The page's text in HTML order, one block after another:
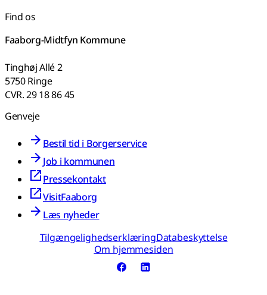
Find os
Faaborg-Midtfyn Kommune
Tinghøj Allé 2
5750 Ringe
CVR. 29 18 86 45
Genveje
Bestil tid i Borgerservice
Job i kommunen
Pressekontakt
VisitFaaborg
Læs nyheder
TilgængelighedserklæringDatabeskyttelse
Om hjemmesiden